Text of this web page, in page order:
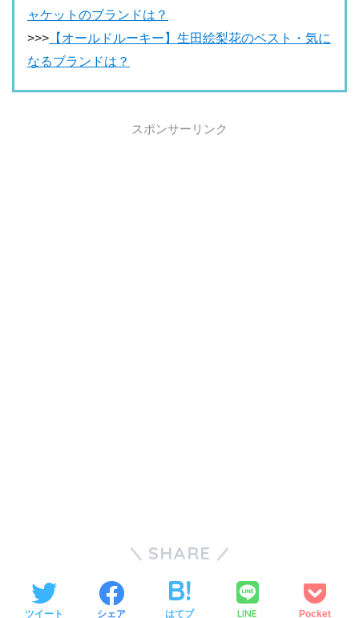
ャケットのブランドは？
>>> 【オールドルーキー】生田絵梨花のベスト・気に
なるブランドは？
スポンサーリンク
SHARE
ツイート シェア はてブ LINE Pocket